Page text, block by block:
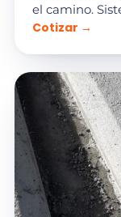
el camino.
Cotizar →